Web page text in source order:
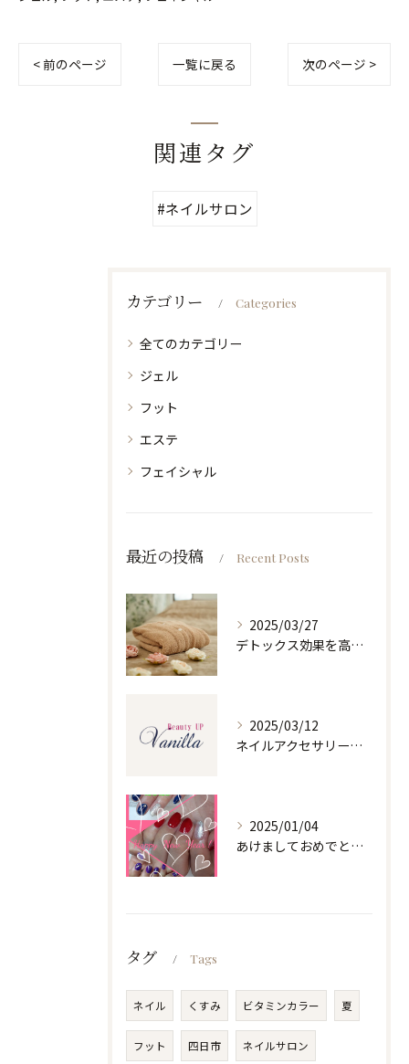
< 前のページ 一覧に戻る 次のページ >
関連タグ
#ネイルサロン
カテゴリー Categories
全てのカテゴリー
ジェル
フット
エステ
フェイシャル
最近の投稿 Recent Posts
2025/03/27
デトックス効果を高めるホルミシスリンパエステ
2025/03/12
ネイルアクセサリーの魅力と選び方
2025/01/04
あけましておめでとうございます
タグ Tags
ネイル くすみ ビタミンカラー 夏
フット 四日市 ネイルサロン